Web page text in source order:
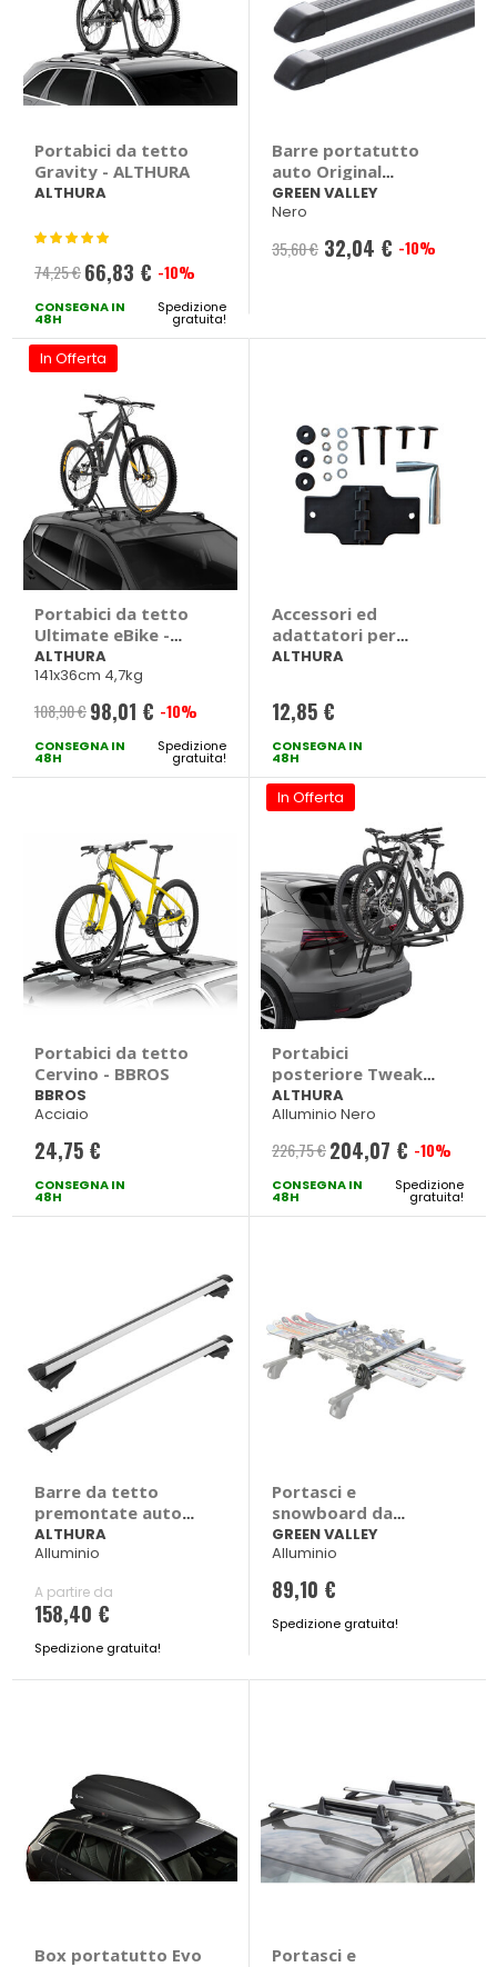
Portabici da tetto
Gravity - ALTHURA
ALTHURA
Valutazione:
100%
74,25 € Prezzo
speciale
66,83 € -10%
CONSEGNA IN
48H
Spedizione
gratuita!
Barre portatutto
auto Original
Acciaio
GREEN VALLEY
Nero
35,60 € 32,04 € -10%
In Offerta
Portabici da tetto
Ultimate eBike -
ALTHURA
ALTHURA
141x36cm 4,7kg
108,90 € Prezzo
speciale
98,01 € -10%
CONSEGNA IN
48H
Spedizione
gratuita!
Accessori ed
adattatori per
portabici - ALTHURA
ALTHURA
12,85 €
CONSEGNA IN
48H
Portabici da tetto
Cervino - BBROS
BBROS
Acciaio
24,75 €
CONSEGNA IN
48H
In Offerta
Portabici
posteriore Tweak
E-Bike 2 Black
Edition - ALTHURA
ALTHURA
Alluminio Nero
226,75 € Prezzo
speciale
204,07 € -10%
CONSEGNA IN
48H
Spedizione
gratuita!
Barre da tetto
premontate auto
Torque
ALTHURA
Alluminio
A partire da
158,40 €
Spedizione gratuita!
Portasci e
snowboard da
portatutto Rider 5 -
GREEN VALLEY
GREEN VALLEY
Alluminio
89,10 €
Spedizione gratuita!
Box portatutto Evo
Portasci e